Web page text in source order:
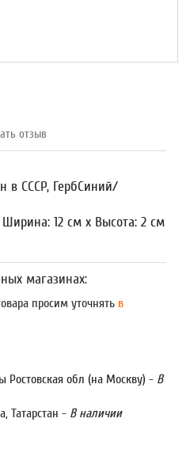
отзыв
в СССР, ГербСиний/
12 см x Высота: 2 см
магазинах:
просим уточнять в
Ростовская обл (на Москву) - В
Татарстан - В наличии